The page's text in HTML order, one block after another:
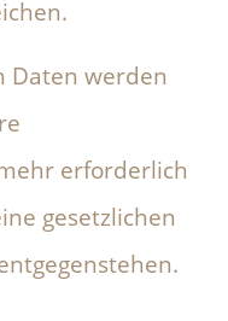
Daten werden
erforderlich
gesetzlichen